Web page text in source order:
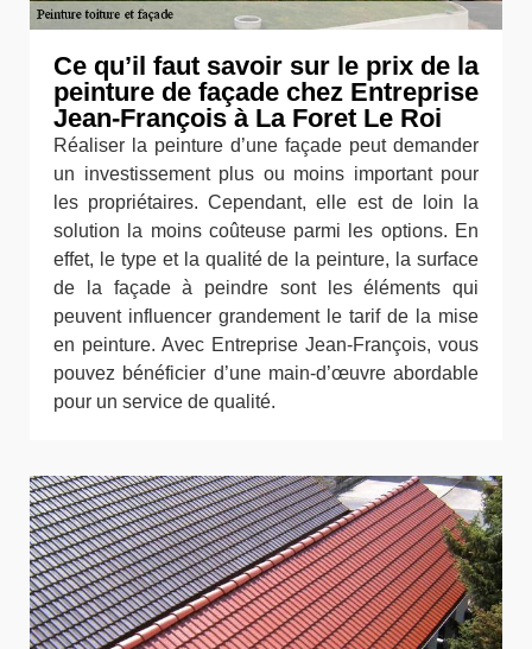
Ce qu’il faut savoir sur le prix de la
peinture de façade chez Entreprise
Jean-François à La Foret Le Roi
Réaliser la peinture d’une façade peut demander
un investissement plus ou moins important pour
les propriétaires. Cependant, elle est de loin la
solution la moins coûteuse parmi les options. En
effet, le type et la qualité de la peinture, la surface
de la façade à peindre sont les éléments qui
peuvent influencer grandement le tarif de la mise
en peinture. Avec Entreprise Jean-François, vous
pouvez bénéficier d’une main-d’œuvre abordable
pour un service de qualité.